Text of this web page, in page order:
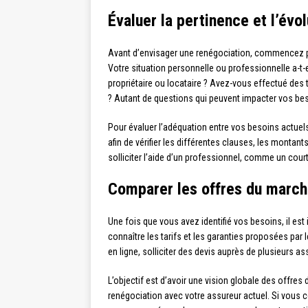
Évaluer la pertinence et
Avant d’envisager une renégociation,
Votre situation personnelle ou professionnelle a-
propriétaire ou locataire ? Avez-vous effectué
? Autant de questions qui peuvent impacter vos
Pour évaluer l’adéquation entre vos besoins
afin de vérifier les différentes clauses, les
solliciter l’aide d’un professionnel, comme un
Comparer les offres du
Une fois que vous avez identifié vos besoins, il
connaître les tarifs et les garanties proposées
en ligne, solliciter des devis auprès de plusieurs
L’objectif est d’avoir une vision globale des
renégociation avec votre assureur actuel. Si vous